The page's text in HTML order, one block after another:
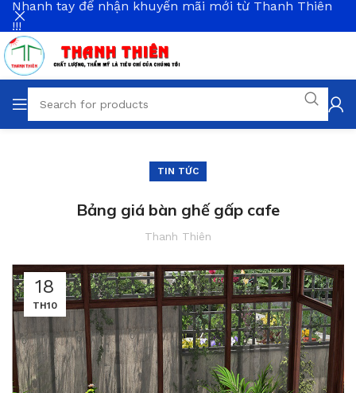
TIN TỨC
Bảng giá bàn ghế gấp cafe
Thanh Thiên
18
TH10
Nhanh tay để nhận khuyến mãi mới từ Thanh Thiên
!!!